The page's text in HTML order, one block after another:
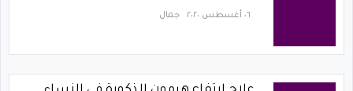
٠٦ أغسطس ٢٠٢٠ جمال